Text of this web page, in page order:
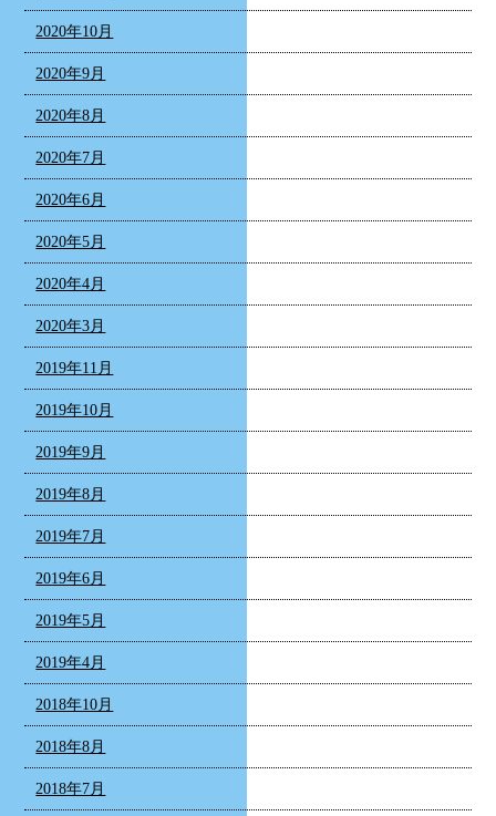
2020年10月
2020年9月
2020年8月
2020年7月
2020年6月
2020年5月
2020年4月
2020年3月
2019年11月
2019年10月
2019年9月
2019年8月
2019年7月
2019年6月
2019年5月
2019年4月
2018年10月
2018年8月
2018年7月